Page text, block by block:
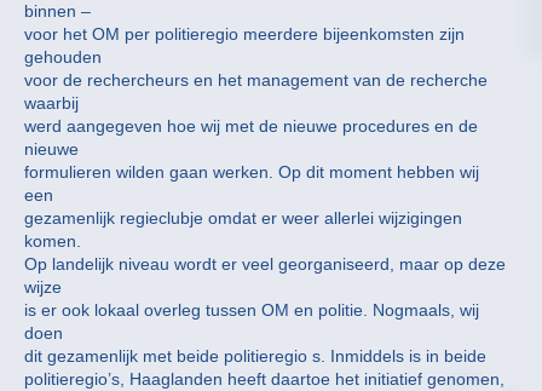
binnen –
voor het OM per politieregio meerdere bijeenkomsten zijn
gehouden
voor de rechercheurs en het management van de recherche
waarbij
werd aangegeven hoe wij met de nieuwe procedures en de
nieuwe
formulieren wilden gaan werken. Op dit moment hebben wij
een
gezamenlijk regieclubje omdat er weer allerlei wijzigingen
komen.
Op landelijk niveau wordt er veel georganiseerd, maar op deze
wijze
is er ook lokaal overleg tussen OM en politie. Nogmaals, wij
doen
dit gezamenlijk met beide politieregio s. Inmiddels is in beide
politieregio’s, Haaglanden heeft daartoe het initiatief genomen,